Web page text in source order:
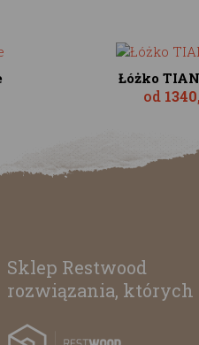
Łóżko
od
Sklep Restwood
rozwiązania, których